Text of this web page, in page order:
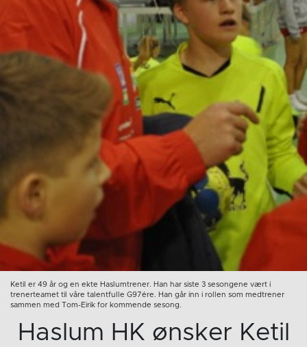
Ketil er 49 år og en ekte Haslumtrener. Han har siste 3 sesongene vært i
trenerteamet til våre talentfulle G97ére. Han går inn i rollen som medtrener
sammen med Tom-Eirik for kommende sesong.
Haslum HK ønsker Ketil